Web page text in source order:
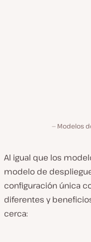
Modelos
Al igual que los
modelo de
configuración única
diferentes y
cerca: